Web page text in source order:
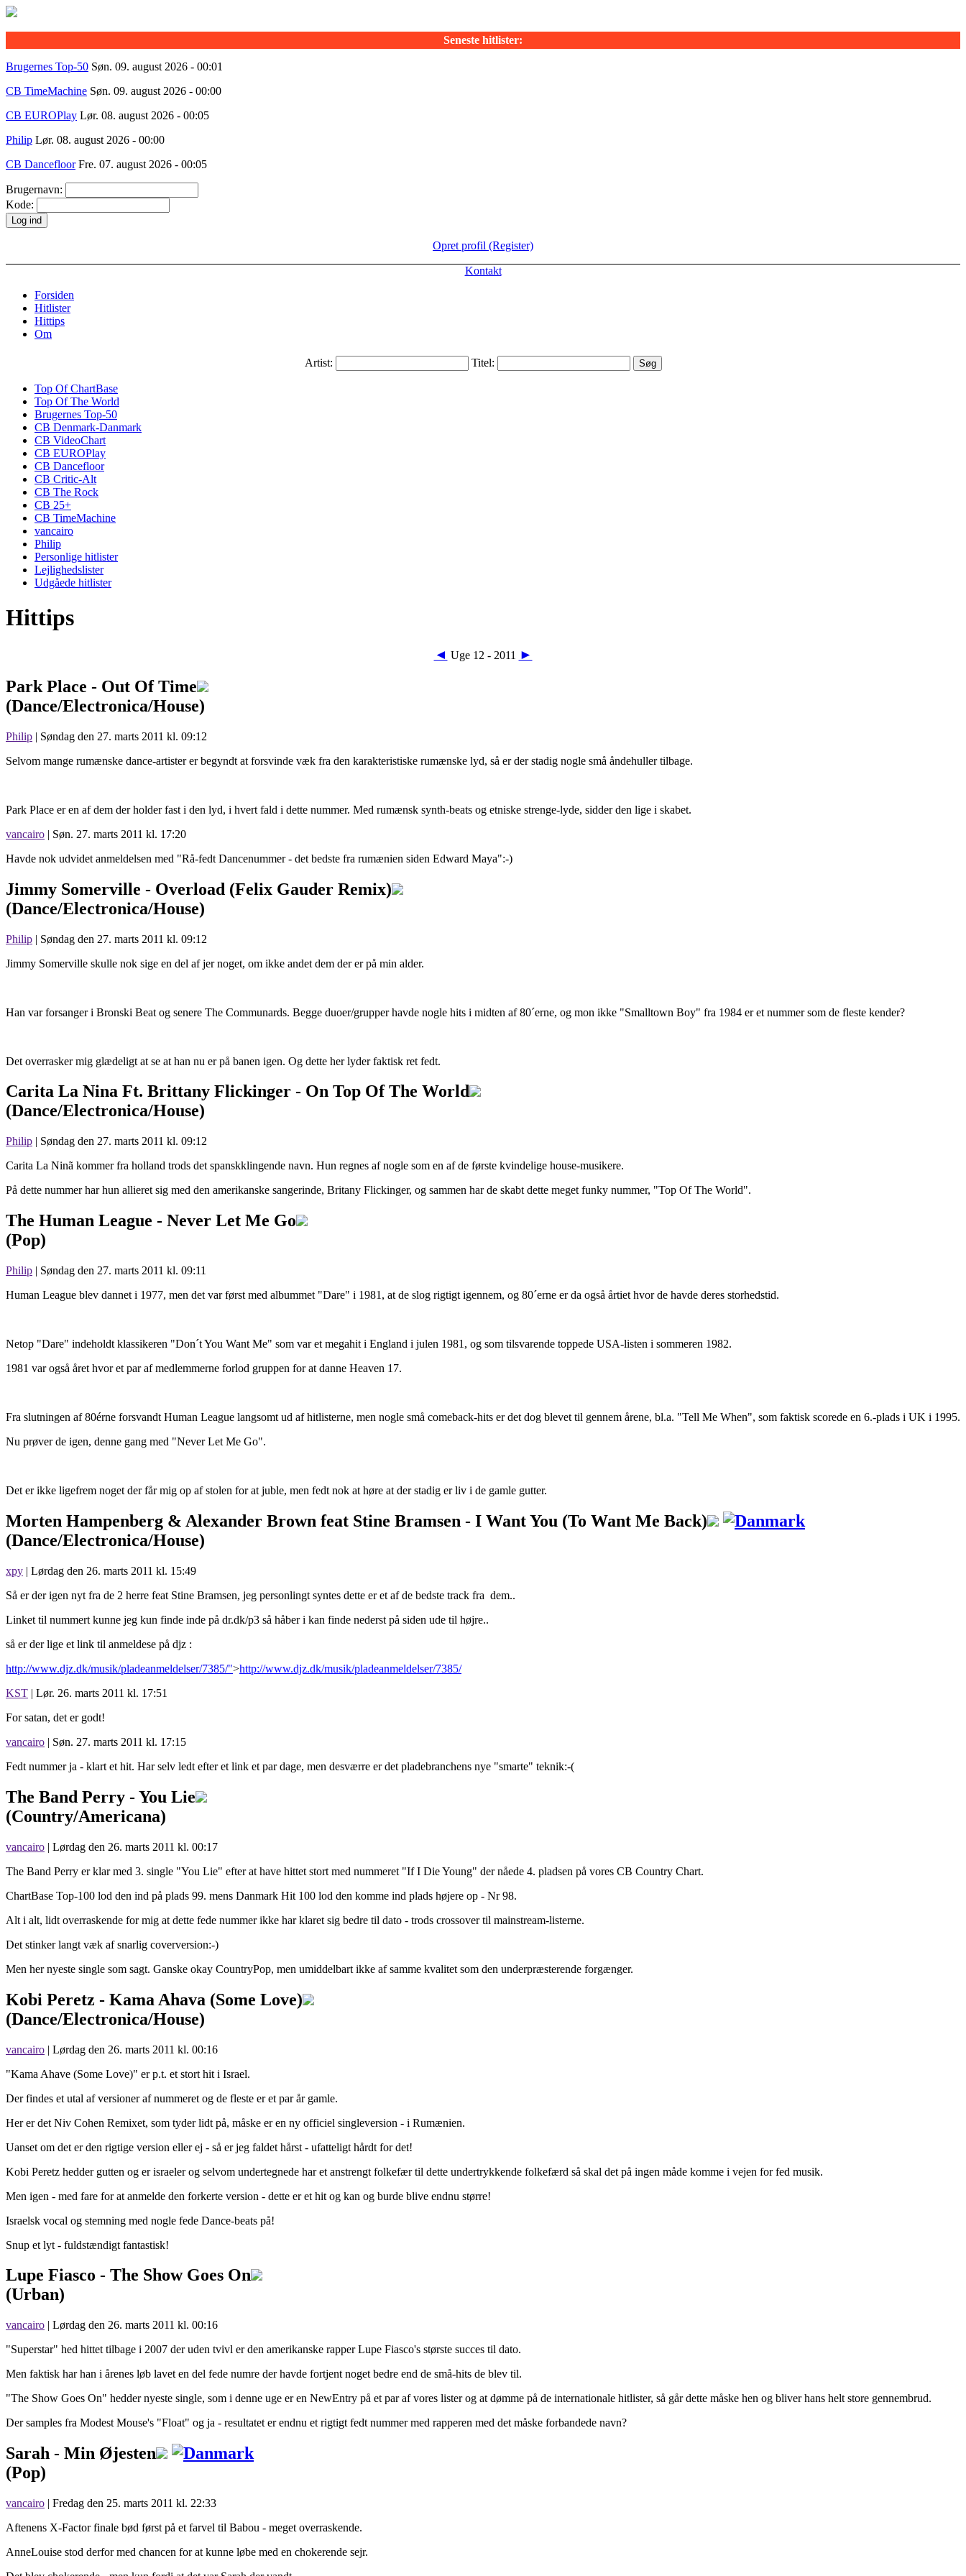
Seneste hitlister:
Brugernes Top-50 Søn. 09. august 2026 - 00:01
CB TimeMachine Søn. 09. august 2026 - 00:00
CB EUROPlay Lør. 08. august 2026 - 00:05
Philip Lør. 08. august 2026 - 00:00
CB DancefloorFre. 07. august 2026 - 00:05
Brugernavn:
Kode:
Opret profil (Register)
Kontakt
Forsiden
Hitlister
Hittips
Om
Artist: Titel:
Top Of ChartBase
Top Of The World
Brugernes Top-50
CB Denmark-Danmark
CB VideoChart
CB EUROPlay
CB Dancefloor
CB Critic-Alt
CB The Rock
CB 25+
CB TimeMachine
vancairo
Philip
Personlige hitlister
Lejlighedslister
Udgåede hitlister
Hittips
◄ Uge 12 - 2011 ►
Park Place - Out Of Time
(Dance/Electronica/House)
Philip | Søndag den 27. marts 2011 kl. 09:12
Selvom mange rumænske dance-artister er begyndt at forsvinde væk fra den karakteristiske rumænske lyd, så er der stadig nogle små åndehuller tilbage.
Park Place er en af dem der holder fast i den lyd, i hvert fald i dette nummer. Med rumænsk synth-beats og etniske strenge-lyde, sidder den lige i skabet.
vancairo | Søn. 27. marts 2011 kl. 17:20
Havde nok udvidet anmeldelsen med "Rå-fedt Dancenummer - det bedste fra rumænien siden Edward Maya":-)
Jimmy Somerville - Overload (Felix Gauder Remix)
(Dance/Electronica/House)
Philip | Søndag den 27. marts 2011 kl. 09:12
Jimmy Somerville skulle nok sige en del af jer noget, om ikke andet dem der er på min alder.
Han var forsanger i Bronski Beat og senere The Communards. Begge duoer/grupper havde nogle hits i midten af 80´erne, og mon ikke "Smalltown Boy" fra 1984 er et nummer som de fleste kender?
Det overrasker mig glædeligt at se at han nu er på banen igen. Og dette her lyder faktisk ret fedt.
Carita La Nina Ft. Brittany Flickinger - On Top Of The World
(Dance/Electronica/House)
Philip | Søndag den 27. marts 2011 kl. 09:12
Carita La Ninã kommer fra holland trods det spanskklingende navn. Hun regnes af nogle som en af de første kvindelige house-musikere.
På dette nummer har hun allieret sig med den amerikanske sangerinde, Britany Flickinger, og sammen har de skabt dette meget funky nummer, "Top Of The World".
The Human League - Never Let Me Go
(Pop)
Philip | Søndag den 27. marts 2011 kl. 09:11
Human League blev dannet i 1977, men det var først med albummet "Dare" i 1981, at de slog rigtigt igennem, og 80´erne er da også årtiet hvor de havde deres storhedstid.
Netop "Dare" indeholdt klassikeren "Don´t You Want Me" som var et megahit i England i julen 1981, og som tilsvarende toppede USA-listen i sommeren 1982.
1981 var også året hvor et par af medlemmerne forlod gruppen for at danne Heaven 17.
Fra slutningen af 80érne forsvandt Human League langsomt ud af hitlisterne, men nogle små comeback-hits er det dog blevet til gennem årene, bl.a. "Tell Me When", som faktisk scorede en 6.-plads i UK i 1995.
Nu prøver de igen, denne gang med "Never Let Me Go".
Det er ikke ligefrem noget der får mig op af stolen for at juble, men fedt nok at høre at der stadig er liv i de gamle gutter.
Morten Hampenberg & Alexander Brown feat Stine Bramsen - I Want You (To Want Me Back)
(Dance/Electronica/House)
xpy | Lørdag den 26. marts 2011 kl. 15:49
Så er der igen nyt fra de 2 herre feat Stine Bramsen, jeg personlingt syntes dette er et af de bedste track fra dem..
Linket til nummert kunne jeg kun finde inde på dr.dk/p3 så håber i kan finde nederst på siden ude til højre..
så er der lige et link til anmeldese på djz :
http://www.djz.dk/musik/pladeanmeldelser/7385/">http://www.djz.dk/musik/pladeanmeldelser/7385/
KST | Lør. 26. marts 2011 kl. 17:51
For satan, det er godt!
vancairo | Søn. 27. marts 2011 kl. 17:15
Fedt nummer ja - klart et hit. Har selv ledt efter et link et par dage, men desværre er det pladebranchens nye "smarte" teknik:-(
The Band Perry -You Lie
(Country/Americana)
vancairo | Lørdag den 26. marts 2011 kl. 00:17
The Band Perry er klar med 3. single "You Lie" efter at have hittet stort med nummeret "If I Die Young" der nåede 4. pladsen på vores CB Country Chart.
ChartBase Top-100 lod den ind på plads 99. mens Danmark Hit 100 lod den komme ind plads højere op - Nr 98.
Alt i alt, lidt overraskende for mig at dette fede nummer ikke har klaret sig bedre til dato - trods crossover til mainstream-listerne.
Det stinker langt væk af snarlig coverversion:-)
Men her nyeste single som sagt. Ganske okay CountryPop, men umiddelbart ikke af samme kvalitet som den underpræsterende forgænger.
Kobi Peretz - Kama Ahava (Some Love)
(Dance/Electronica/House)
vancairo | Lørdag den 26. marts 2011 kl. 00:16
"Kama Ahave (Some Love)" er p.t. et stort hit i Israel.
Der findes et utal af versioner af nummeret og de fleste er et par år gamle.
Her er det Niv Cohen Remixet, som tyder lidt på, måske er en ny officiel singleversion - i Rumænien.
Uanset om det er den rigtige version eller ej - så er jeg faldet hårst - ufatteligt hårdt for det!
Kobi Peretz hedder gutten og er israeler og selvom undertegnede har et anstrengt folkefær til dette undertrykkende folkefærd så skal det på ingen måde komme i vejen for fed musik.
Men igen - med fare for at anmelde den forkerte version - dette er et hit og kan og burde blive endnu større!
Israelsk vocal og stemning med nogle fede Dance-beats på!
Snup et lyt - fuldstændigt fantastisk!
Lupe Fiasco - The Show Goes On
(Urban)
vancairo | Lørdag den 26. marts 2011 kl. 00:16
"Superstar" hed hittet tilbage i 2007 der uden tvivl er den amerikanske rapper Lupe Fiasco's største succes til dato.
Men faktisk har han i årenes løb lavet en del fede numre der havde fortjent noget bedre end de små-hits de blev til.
"The Show Goes On" hedder nyeste single, som i denne uge er en NewEntry på et par af vores lister og at dømme på de internationale hitlister, så går dette måske hen og bliver hans helt store gennembrud.
Der samples fra Modest Mouse's "Float" og ja - resultatet er endnu et rigtigt fedt nummer med rapperen med det måske forbandede navn?
Sarah - Min Øjesten
(Pop)
vancairo | Fredag den 25. marts 2011 kl. 22:33
Aftenens X-Factor finale bød først på et farvel til Babou - meget overraskende.
AnneLouise stod derfor med chancen for at kunne løbe med en chokerende sejr.